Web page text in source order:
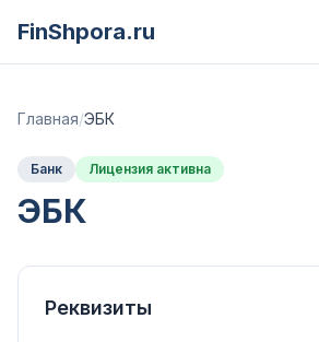
FinShpora.ru
Главная/ЭБК
Банк Лицензия активна
ЭБК
Реквизиты